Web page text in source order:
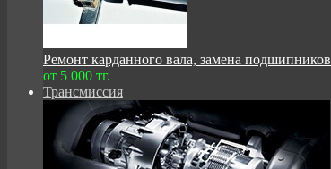
Ремонт карданного вала, замена подшипников
от 5 000 тг.
Трансмиссия